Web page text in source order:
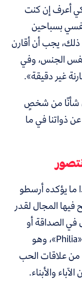
أعرف إن كنت
بسباحين
يجب أن أقارن
الجنس، وفي
غير دقيقة».
شأنًا من شخصٍ
ذواتنا في ما
ما يؤكده أرسطو
المجال لقدر
الصداقة أو
الحب الأخوي، أو كما يسميه اليونانيون «Philia»، وهو
علاقات الحب
والأبناء.